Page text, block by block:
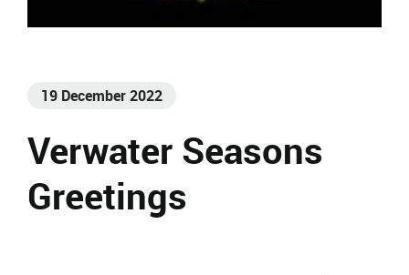
19 December 2022
Verwater Seasons
Greetings